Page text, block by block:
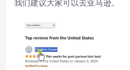
我们建议大家可以去亚马逊。